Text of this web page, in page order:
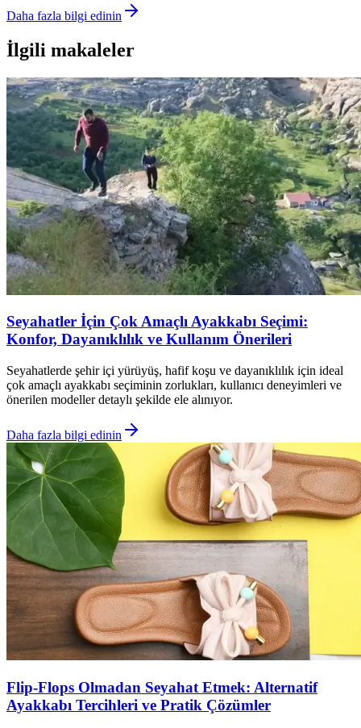
Daha fazla bilgi edinin
İlgili makaleler
Seyahatler İçin Çok Amaçlı Ayakkabı Seçimi:
Konfor, Dayanıklılık ve Kullanım Önerileri
Seyahatlerde şehir içi yürüyüş, hafif koşu ve dayanıklılık için ideal
çok amaçlı ayakkabı seçiminin zorlukları, kullanıcı deneyimleri ve
önerilen modeller detaylı şekilde ele alınıyor.
Daha fazla bilgi edinin
Flip-Flops Olmadan Seyahat Etmek: Alternatif
Ayakkabı Tercihleri ve Pratik Çözümler